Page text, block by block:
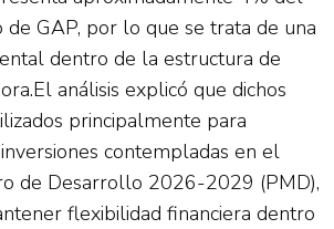
GAP, por lo que se trata de una
dentro de la estructura de
análisis explicó que dichos
principalmente para
contempladas en el
de Desarrollo 2026-2029 (PMD),
flexibilidad financiera dentro